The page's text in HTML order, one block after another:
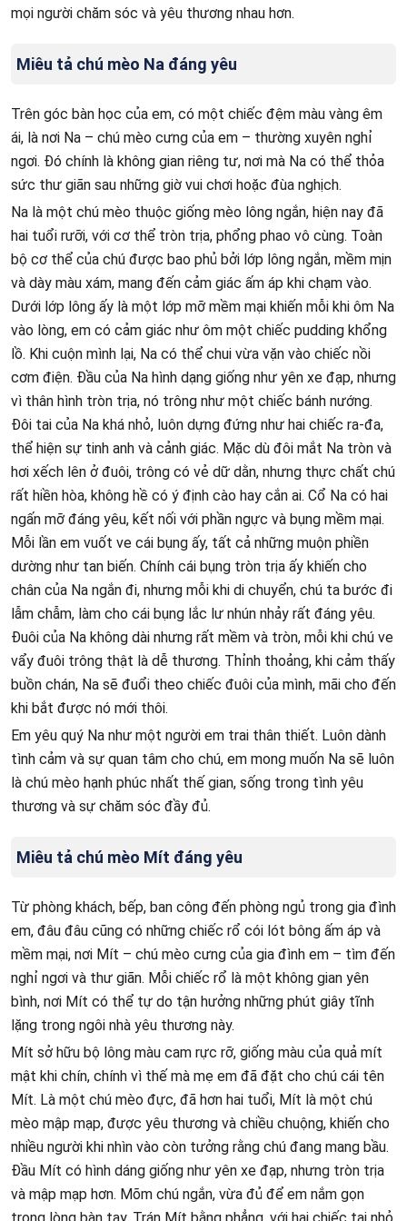
mọi người chăm sóc và yêu thương nhau hơn.
Miêu tả chú mèo Na đáng yêu
Trên góc bàn học của em, có một chiếc đệm màu vàng êm
ái, là nơi Na – chú mèo cưng của em – thường xuyên nghỉ
ngơi. Đó chính là không gian riêng tư, nơi mà Na có thể thỏa
sức thư giãn sau những giờ vui chơi hoặc đùa nghịch.
Na là một chú mèo thuộc giống mèo lông ngắn, hiện nay đã
hai tuổi rưỡi, với cơ thể tròn trịa, phổng phao vô cùng. Toàn
bộ cơ thể của chú được bao phủ bởi lớp lông ngắn, mềm mịn
và dày màu xám, mang đến cảm giác ấm áp khi chạm vào.
Dưới lớp lông ấy là một lớp mỡ mềm mại khiến mỗi khi ôm Na
vào lòng, em có cảm giác như ôm một chiếc pudding khổng
lồ. Khi cuộn mình lại, Na có thể chui vừa vặn vào chiếc nồi
cơm điện. Đầu của Na hình dạng giống như yên xe đạp, nhưng
vì thân hình tròn trịa, nó trông như một chiếc bánh nướng.
Đôi tai của Na khá nhỏ, luôn dựng đứng như hai chiếc ra-đa,
thể hiện sự tinh anh và cảnh giác. Mặc dù đôi mắt Na tròn và
hơi xếch lên ở đuôi, trông có vẻ dữ dằn, nhưng thực chất chú
rất hiền hòa, không hề có ý định cào hay cắn ai. Cổ Na có hai
ngấn mỡ đáng yêu, kết nối với phần ngực và bụng mềm mại.
Mỗi lần em vuốt ve cái bụng ấy, tất cả những muộn phiền
dường như tan biến. Chính cái bụng tròn trịa ấy khiến cho
chân của Na ngắn đi, nhưng mỗi khi di chuyển, chú ta bước đi
lẫm chẫm, làm cho cái bụng lắc lư nhún nhảy rất đáng yêu.
Đuôi của Na không dài nhưng rất mềm và tròn, mỗi khi chú ve
vẩy đuôi trông thật là dễ thương. Thỉnh thoảng, khi cảm thấy
buồn chán, Na sẽ đuổi theo chiếc đuôi của mình, mãi cho đến
khi bắt được nó mới thôi.
Em yêu quý Na như một người em trai thân thiết. Luôn dành
tình cảm và sự quan tâm cho chú, em mong muốn Na sẽ luôn
là chú mèo hạnh phúc nhất thế gian, sống trong tình yêu
thương và sự chăm sóc đầy đủ.
Miêu tả chú mèo Mít đáng yêu
Từ phòng khách, bếp, ban công đến phòng ngủ trong gia đình
em, đâu đâu cũng có những chiếc rổ cói lót bông ấm áp và
mềm mại, nơi Mít – chú mèo cưng của gia đình em – tìm đến
nghỉ ngơi và thư giãn. Mỗi chiếc rổ là một không gian yên
bình, nơi Mít có thể tự do tận hưởng những phút giây tĩnh
lặng trong ngôi nhà yêu thương này.
Mít sở hữu bộ lông màu cam rực rỡ, giống màu của quả mít
mật khi chín, chính vì thế mà mẹ em đã đặt cho chú cái tên
Mít. Là một chú mèo đực, đã hơn hai tuổi, Mít là một chú
mèo mập mạp, được yêu thương và chiều chuộng, khiến cho
nhiều người khi nhìn vào còn tưởng rằng chú đang mang bầu.
Đầu Mít có hình dáng giống như yên xe đạp, nhưng tròn trịa
và mập mạp hơn. Mõm chú ngắn, vừa đủ để em nắm gọn